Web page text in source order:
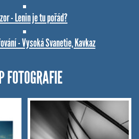
- Lenin je tu pořád?
- Vysoká Svanetie, Kavkaz
FOTOGRAFIE